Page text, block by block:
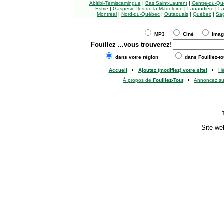
Abitibi-Témiscamingue | Bas Saint-Laurent| Centre-du-
Estrie | Gaspésie-Îles-de-la-Madeleine | Lanaudière |
Montréal | Nord-du-Québec | Outaouais | Québec |
MP3 Ciné
Fouillez ...vous trouverez!
dans votre région dans Fouillez-
Accueil • Ajoutez (modifiez) votre site!•
À propos de Fouillez-Tout• Annoncez
Site